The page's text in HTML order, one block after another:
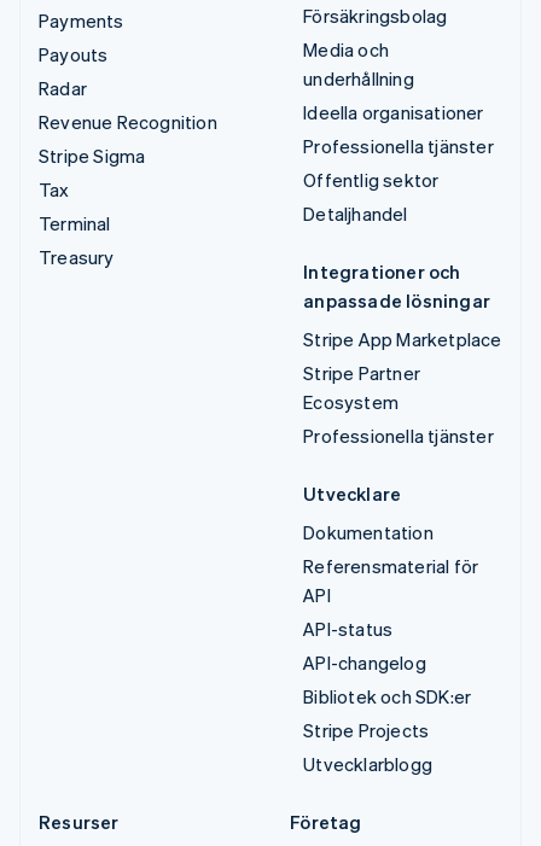
Payments
Payouts
Radar
Revenue Recognition
Stripe Sigma
Tax
Terminal
Treasury
Försäkringsbolag
Media och
underhållning
Ideella organisationer
Professionella tjänster
Offentlig sektor
Detaljhandel
Integrationer och
anpassade lösningar
Stripe App Marketplace
Stripe Partner
Ecosystem
Professionella tjänster
Utvecklare
Dokumentation
Referensmaterial för
API
API-status
API-changelog
Bibliotek och SDK:er
Stripe Projects
Utvecklarblogg
Resurser
Företag